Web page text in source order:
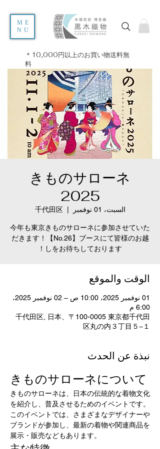
ME
NU
＊10,000円以上のお買い物送料無
料
きものサローネ
2025
السبت، 01 نوفمبر
  |
千代田区
今年も東京きものサローネに参加させていた
だきます！【No.26】ブースにて皆様のお越
しをお待ちしております！
الوقت والموقع
01 نوفمبر 2025، 10:00 ص – 02 نوفمبر 2025،
6:00 م
千代田区, 日本、〒100-0005 東京都千代田
区丸の内３丁目５−１
نبذة عن الحدث
きものサローネについて
きものサローネは、日本の伝統的な着物文化
を紹介し、普及させるためのイベントです。
このイベントでは、さまざまなデザイナーや
ブランドが参加し、最新の着物や関連商品を
展示・販売などもあります。